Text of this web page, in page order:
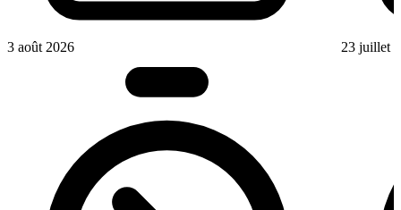
3 août 2026 23 juillet